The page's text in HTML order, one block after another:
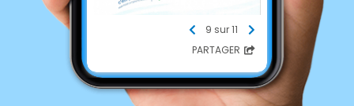
9 sur 11
PARTAGER